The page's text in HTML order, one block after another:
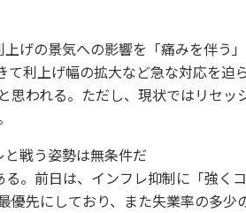
げの景気への影響を「痛みを伴う
利上げ幅の拡大など急な対応を迫
思われる。ただし、現状ではリセッ
戦う姿勢は無条件だ
。前日は、インフレ抑制に「強く
優先にしており、また失業率の多少